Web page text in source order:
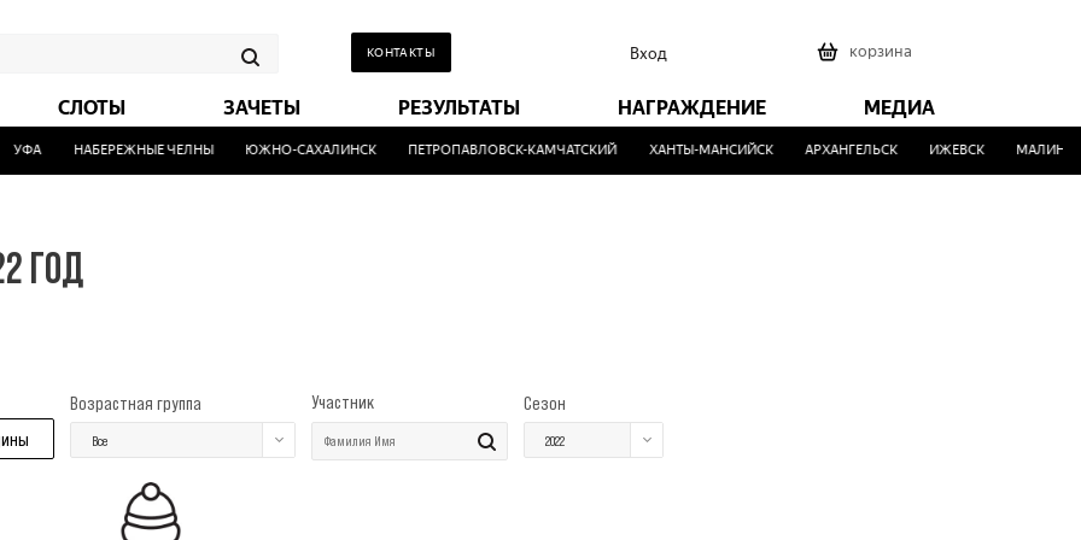
КОНТАКТЫ Вход корзина
СЛОТЫ ЗАЧЕТЫ РЕЗУЛЬТАТЫ НАГРАЖДЕНИЕ МЕДИА
УФА НАБЕРЕЖНЫЕ ЧЕЛНЫ ЮЖНО-САХАЛИНСК ПЕТРОПАВЛОВСК-КАМЧАТСКИЙ ХАНТЫ-МАНСИЙСК АРХАНГЕЛЬСК ИЖЕВСК
ГОД
Возрастная группа
Все
Участник Сезон
2022